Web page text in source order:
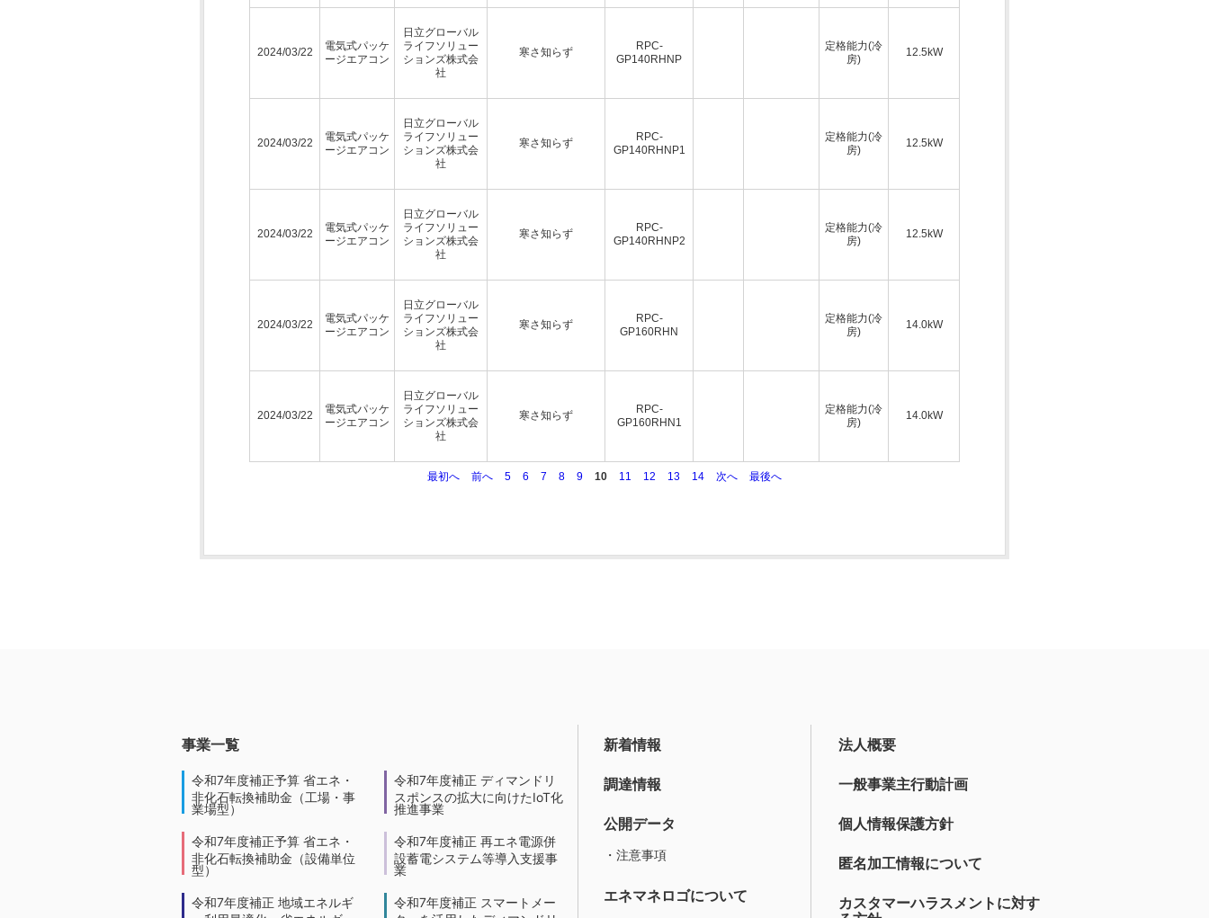
2024/03/22
電気式パッケ
ージエアコン
日立グローバル
ライフソリュー
ションズ株式会
社
寒さ知らず
RPC-
GP140RHNP
定格能力(冷
房)
12.5kW
2024/03/22
電気式パッケ
ージエアコン
日立グローバル
ライフソリュー
ションズ株式会
社
寒さ知らず
RPC-
GP140RHNP1
定格能力(冷
房)
12.5kW
2024/03/22
電気式パッケ
ージエアコン
日立グローバル
ライフソリュー
ションズ株式会
社
寒さ知らず
RPC-
GP140RHNP2
定格能力(冷
房)
12.5kW
2024/03/22
電気式パッケ
ージエアコン
日立グローバル
ライフソリュー
ションズ株式会
社
寒さ知らず
RPC-
GP160RHN
定格能力(冷
房)
14.0kW
2024/03/22
電気式パッケ
ージエアコン
日立グローバル
ライフソリュー
ションズ株式会
社
寒さ知らず
RPC-
GP160RHN1
定格能力(冷
房)
14.0kW
最初へ 前へ 5 6 7 8 9 10 11 12 13 14 次へ 最後へ
事業一覧
令和7年度補正予算 省エネ・
非化石転換補助金（工場・事
業場型）
令和7年度補正予算 省エネ・
非化石転換補助金（設備単位
型）
令和7年度補正 地域エネルギ
令和7年度補正 ディマンドリ
スポンスの拡大に向けたIoT化
推進事業
令和7年度補正 再エネ電源併
設蓄電システム等導入支援事
業
令和7年度補正 スマートメー
新着情報
調達情報
公開データ
・注意事項
エネマネロゴについて
法人概要
一般事業主行動計画
個人情報保護方針
匿名加工情報について
カスタマーハラスメントに対す